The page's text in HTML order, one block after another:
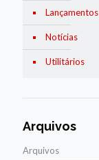
Lançamentos
Notícias
Utilitários
Arquivos
Arquivos